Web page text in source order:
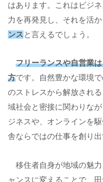
はあります。これはビジ
力を再発見し、それを活
ンス と言えるでしょう。
フリーランスや自営業
方です。自然豊かな環境
のストレスから解放され
域社会と密接に関わりな
ジネスや、オンラインを
舎ならではの仕事を創り出
移住者自身が地域の魅
ャンスに変えることで、